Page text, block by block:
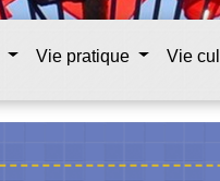
Vie pratique Vie